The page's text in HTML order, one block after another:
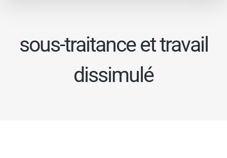
sous-traitance et travail
dissimulé